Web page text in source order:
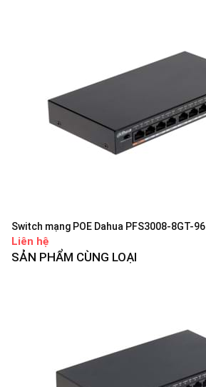
Switch mạng POE Dahua PFS3008-8GT-96
Liên hệ
SẢN PHẨM CÙNG LOẠI